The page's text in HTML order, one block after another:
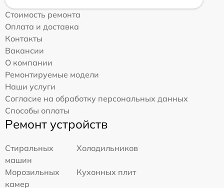
Стоимость ремонта
Оплата и доставка
Контакты
Вакансии
О компании
Ремонтируемые модели
Наши услуги
Согласие на обработку персональных данных
Способы оплаты
Ремонт устройств
Стиральных
машин
Холодильников
Морозильных
камер
Кухонных плит